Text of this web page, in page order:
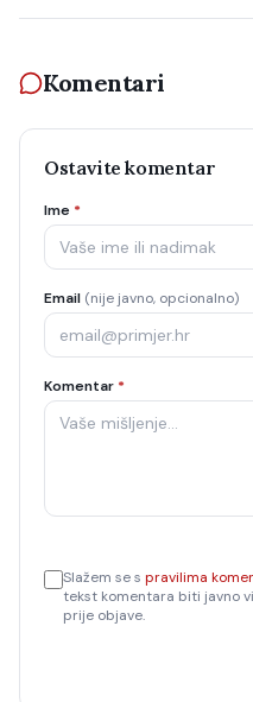
Komentari
Ostavite komentar
Ime *
Email (nije javno, opcionalno)
Komentar *
Slažem se s pravilima
tekst komentara biti javno
prije objave.